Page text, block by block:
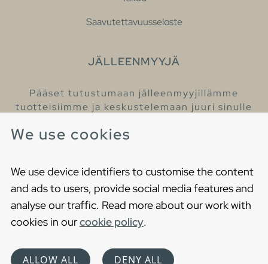
We use cookies
We use device identifiers to customise the content
and ads to users, provide social media features and
analyse our traffic. Read more about our work with
cookies in ourcookie policy.
ALLOW ALL DENY ALL
Saavutettavuusseloste
JÄLLEENMYYJÄ
Pääset tutustumaan jälleenmyyjillämme
tuotteisiimme ja keskustelemaan juuri sinulle
Cookies
Privacy statement